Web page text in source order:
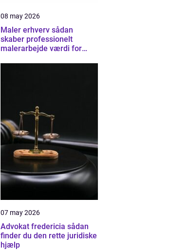
08 may 2026
Maler erhverv sådan
skaber professionelt
malerarbejde værdi for
07 may 2026
Advokat fredericia sådan
finder du den rette juridiske
hjælp